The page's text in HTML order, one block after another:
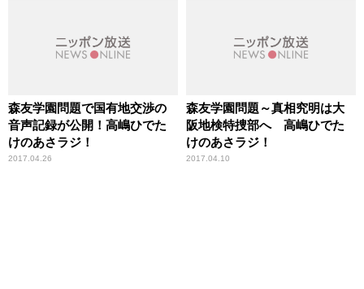
森友学園問題で国有地交渉の
音声記録が公開！高嶋ひでた
けのあさラジ！
2017.04.26
森友学園問題～真相究明は大
阪地検特捜部へ 高嶋ひでた
けのあさラジ！
2017.04.10